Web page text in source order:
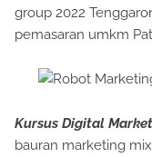
group 2022
pemasaran umkm
Kursus Digital
bauran marketing